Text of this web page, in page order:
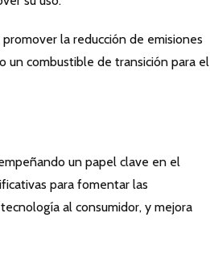
la reducción de emisiones
un combustible de transición para el
un papel clave en el
para fomentar las
al consumidor, y mejora